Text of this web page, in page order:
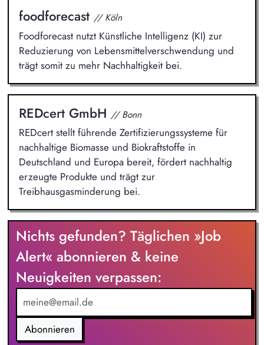
foodforecast // Köln
Foodforecast nutzt Künstliche Intelligenz (KI) zur
Reduzierung von Lebensmittelverschwendung und
trägt somit zu mehr Nachhaltigkeit bei.
REDcert GmbH // Bonn
REDcert stellt führende Zertifizierungssysteme für
nachhaltige Biomasse und Biokraftstoffe in
Deutschland und Europa bereit, fördert nachhaltig
erzeugte Produkte und trägt zur
Treibhausgasminderung bei.
Nichts gefunden? Täglichen »Job
Alert« abonnieren & keine
Neuigkeiten verpassen:
Abonnieren